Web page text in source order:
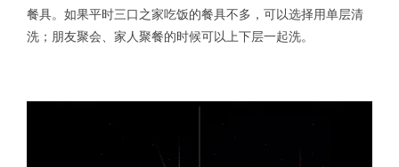
餐具。如果平时三口之家吃饭的餐具不多，可以选择用单层清
洗；朋友聚会、家人聚餐的时候可以上下层一起洗。